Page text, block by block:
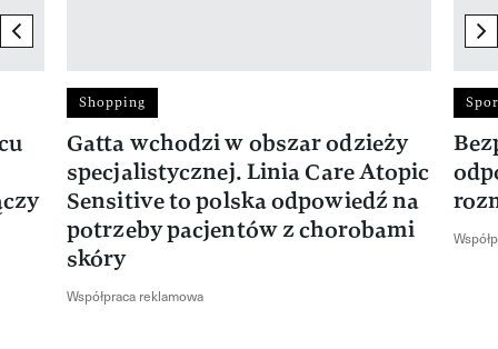
previous element
Shopping
Gatta wchodzi w obszar odzieży
specjalistycznej. Linia Care Atopic
Sensitive to polska odpowiedź na
potrzeby pacjentów z chorobami
skóry
Współpraca reklamowa